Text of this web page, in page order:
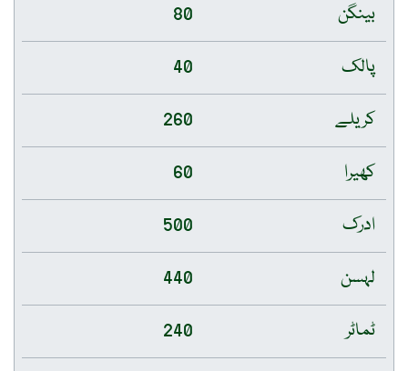
بینگن
80
پالک
40
کریلے
260
کھیرا
60
ادرک
500
لہسن
440
ٹماٹر
240